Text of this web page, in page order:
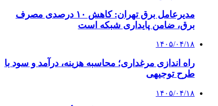
مدیرعامل برق تهران: کاهش ۱۰ درصدی مصرف
برق، ضامن پایداری شبکه است
۱۴۰۵/۰۴/۱۸
راه اندازی مرغداری؛ محاسبه هزینه، درآمد و سود با
طرح توجیهی
۱۴۰۵/۰۴/۱۸